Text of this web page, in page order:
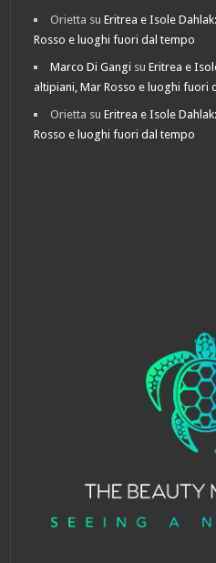
Orietta suEritrea e Isole
Rosso e luoghi fuori dal tempo
Marco Di Gangi suEritrea e
altipiani, Mar Rosso e luoghi fuori
Orietta suEritrea e Isole
Rosso e luoghi fuori dal tempo